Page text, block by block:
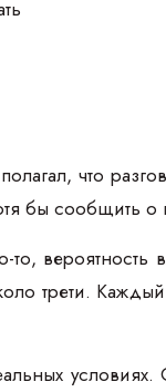
что
бы сообщить
то,
трети.